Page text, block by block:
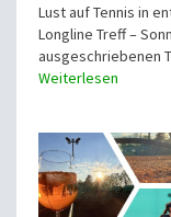
Lust auf Tennis in
Longline Treff –
ausgeschriebenen
Weiterlesen